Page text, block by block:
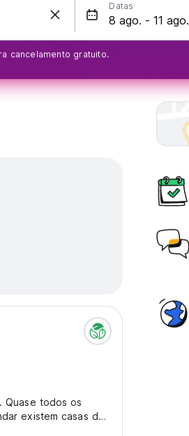
Datas
cancelamento gratuito.
Quase todos os
existem casas de
de vapor. A